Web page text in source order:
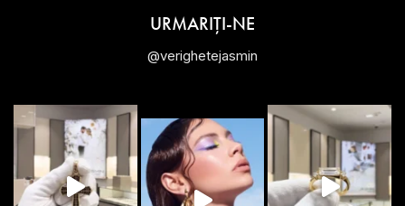
URMARIȚI-NE
@verighetejasmin